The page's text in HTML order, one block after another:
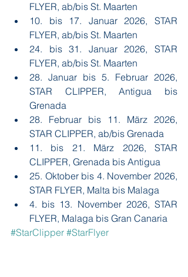
FLYER, ab/bis St. Maarten
10. bis 17. Januar 2026, STAR
FLYER, ab/bis St. Maarten
24. bis 31. Januar 2026, STAR
FLYER, ab/bis St. Maarten
28. Januar bis 5. Februar 2026,
STAR CLIPPER, Antigua bis
Grenada
28. Februar bis 11. März 2026,
STAR CLIPPER, ab/bis Grenada
11. bis 21. März 2026, STAR
CLIPPER, Grenada bis Antigua
25. Oktober bis 4. November 2026,
STAR FLYER, Malta bis Malaga
4. bis 13. November 2026, STAR
FLYER, Malaga bis Gran Canaria
#StarClipper #StarFlyer